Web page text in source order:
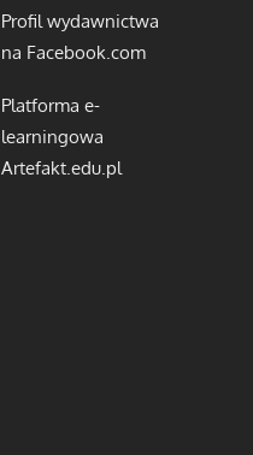
Profil wydawnictwa
na Facebook.com
Platforma e-
learningowa
Artefakt.edu.pl